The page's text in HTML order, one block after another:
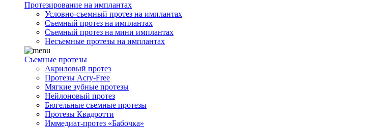
Протезирование на имплантах
Условно-съемный протез на имплантах
Съемный протез на имплантах
Съемный протез на мини имплантах
Несъемные протезы на имплантах
Съемные протезы
Акриловый протез
Протезы Acry-Free
Мягкие зубные протезы
Нейлоновый протез
Бюгельные съемные протезы
Протезы Квадротти
Иммедиат-протез «Бабочка»